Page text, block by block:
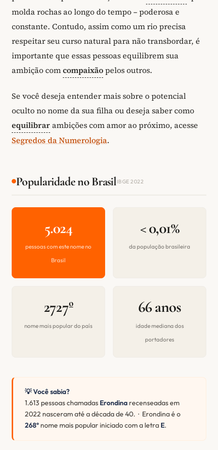
molda rochas ao longo do tempo – poderosa e
constante. Contudo, assim como um rio precisa
respeitar seu curso natural para não transbordar, é
importante que essas pessoas equilibrem sua
ambição comcompaixãopelos outros.
Se você deseja entender mais sobre o potencial
oculto no nome da sua filha ou deseja saber como
equilibrarambições com amor ao próximo, acesse
Segredos da Numerologia.
Popularidade no BrasilIBGE 2022
5.024
pessoas com este nome no
Brasil
< 0,01%
da população brasileira
2727º
nome mais popular do país
66 anos
idade mediana dos
portadores
💡 Você sabia?
1.613 pessoas chamadas Erondina recenseadas em
2022 nasceram até a década de 40. · Erondina é o
268º nome mais popular iniciado com a letra E.